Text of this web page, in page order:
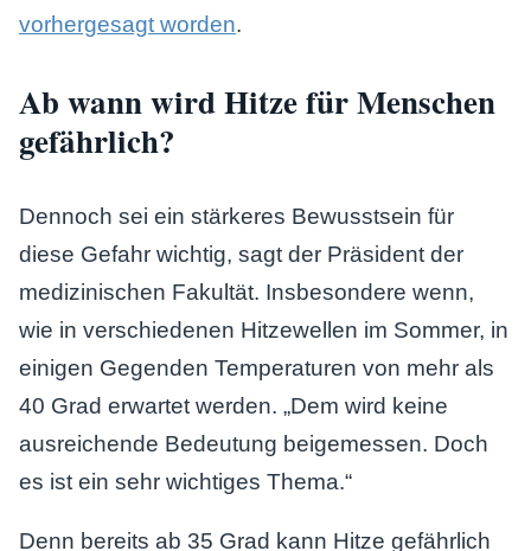
vorhergesagt worden.
Ab wann wird Hitze für Menschen
gefährlich?
Dennoch sei ein stärkeres Bewusstsein für
diese Gefahr wichtig, sagt der Präsident der
medizinischen Fakultät. Insbesondere wenn,
wie in verschiedenen Hitzewellen im Sommer, in
einigen Gegenden Temperaturen von mehr als
40 Grad erwartet werden. „Dem wird keine
ausreichende Bedeutung beigemessen. Doch
es ist ein sehr wichtiges Thema.“
Denn bereits ab 35 Grad kann Hitze gefährlich